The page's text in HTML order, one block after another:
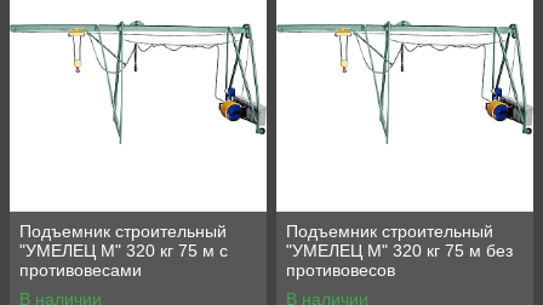
Подъемник строительный
"УМЕЛЕЦ М" 320 кг 75 м с
противовесами
В наличии
Подъемник строительный
"УМЕЛЕЦ М" 320 кг 75 м без
противовесов
В наличии